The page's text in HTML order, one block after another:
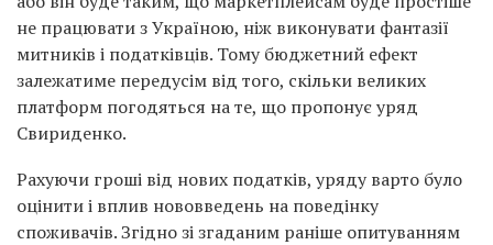
не працювати з Україною, ніж виконувати фантазії
митників і податківців. Тому бюджетний ефект
залежатиме передусім від того, скільки великих
платформ погодяться на те, що пропонує уряд
Свириденко.
Рахуючи гроші від нових податків, уряду варто було
оцінити і вплив нововведень на поведінку
споживачів. Згідно зі згаданим раніше опитуванням